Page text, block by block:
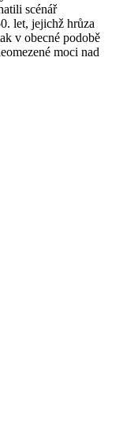
scénář
let, jejichž hrůza
v obecné podobě
moci nad